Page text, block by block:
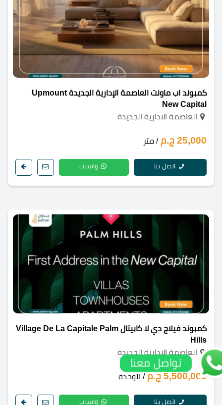
كمبوند اب ماونت العاصمة الإدارية الجديدة Upmount
New Capital
العاصمة الادارية الجديدة
25,000 ج.م / متر
اتصل بنا واتساب
كمبوند فيلاج دي لا كابيتال Village De La Capitale Palm
Hills
العاصمة الادارية الجديدة
5,500,000 ج.م / الوحدة
اتصل بنا واتساب
تواصل معنا